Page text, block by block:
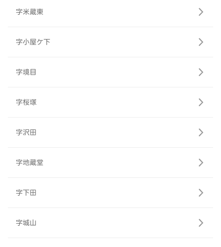
字米蔵東
字小屋ケ下
字境目
字桜塚
字沢田
字地蔵堂
字下田
字城山